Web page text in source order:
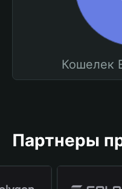
Кошелек
Партнеры